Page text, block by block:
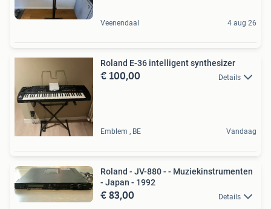
Veenendaal 4 aug 26
Roland E-36 intelligent synthesizer
€ 100,00 Details
Emblem , BE Vandaag
Roland - JV-880 - - Muziekinstrumenten
- Japan - 1992
€ 83,00 Details